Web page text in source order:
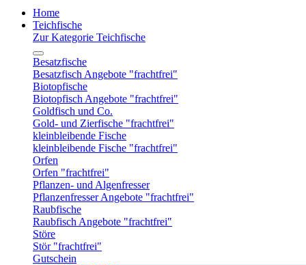
Home
Teichfische
Zur Kategorie Teichfische
Besatzfische
Besatzfisch Angebote "frachtfrei"
Biotopfische
Biotopfisch Angebote "frachtfrei"
Goldfisch und Co.
Gold- und Zierfische "frachtfrei"
kleinbleibende Fische
kleinbleibende Fische "frachtfrei"
Orfen
Orfen "frachtfrei"
Pflanzen- und Algenfresser
Pflanzenfresser Angebote "frachtfrei"
Raubfische
Raubfisch Angebote "frachtfrei"
Störe
Stör "frachtfrei"
Gutschein